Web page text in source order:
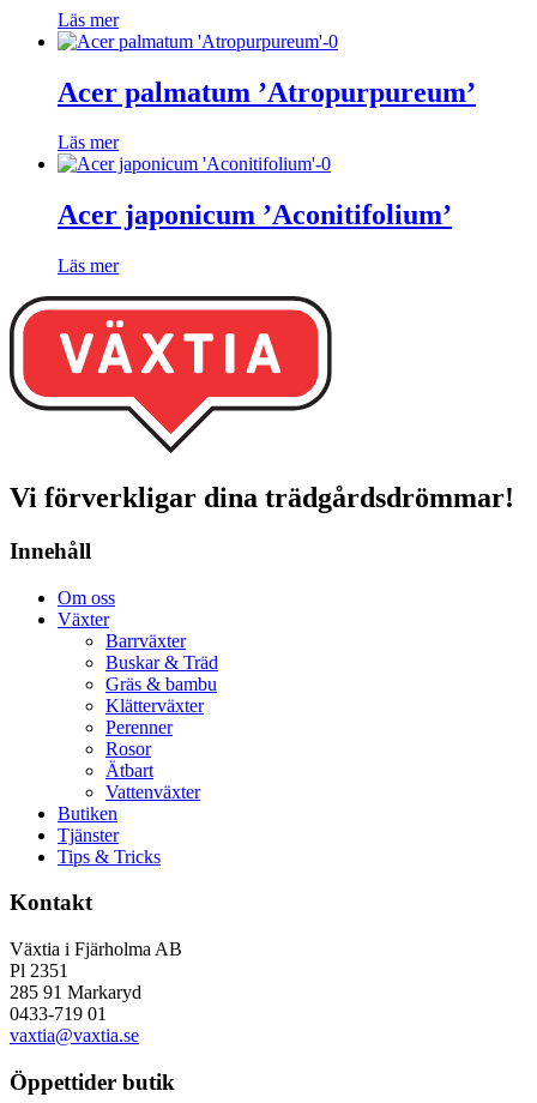
Läs mer
Acer palmatum ’Atropurpureum’
Läs mer
Acer japonicum ’Aconitifolium’
Läs mer
Vi förverkligar dina trädgårdsdrömmar!
Innehåll
Om oss
Växter
Barrväxter
Buskar & Träd
Gräs & bambu
Klätterväxter
Perenner
Rosor
Ätbart
Vattenväxter
Butiken
Tjänster
Tips & Tricks
Kontakt
Växtia i Fjärholma AB
Pl 2351
285 91 Markaryd
0433-719 01
vaxtia@vaxtia.se
Öppettider butik